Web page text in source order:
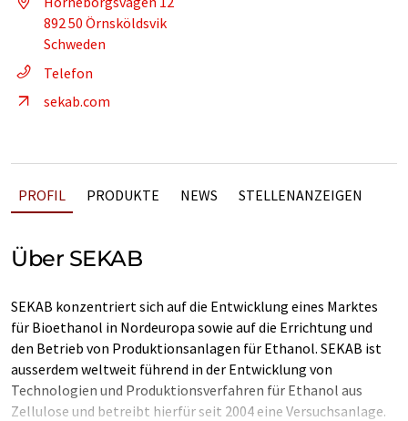
892 50 Örnsköldsvik
Schweden
Telefon
sekab.com
PROFIL PRODUKTE NEWS STELLENANZEIGEN
Über SEKAB
SEKAB konzentriert sich auf die Entwicklung eines Marktes
für Bioethanol in Nordeuropa sowie auf die Errichtung und
den Betrieb von Produktionsanlagen für Ethanol. SEKAB ist
ausserdem weltweit führend in der Entwicklung von
Technologien und Produktionsverfahren für Ethanol aus
Zellulose und betreibt hierfür seit 2004 eine Versuchsanlage.